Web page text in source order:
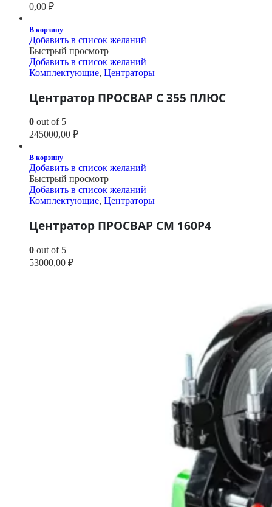
0,00 ₽
В корзину
Добавить в список желаний
Быстрый просмотр
Добавить в список желаний
Комплектующие, Центраторы
Центратор ПРОСВАР С 355 ПЛЮС
0 out of 5
245000,00 ₽
В корзину
Добавить в список желаний
Быстрый просмотр
Добавить в список желаний
Комплектующие, Центраторы
Центратор ПРОСВАР СМ 160Р4
0 out of 5
53000,00 ₽